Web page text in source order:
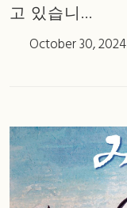
고 있습니...
October 30, 2024